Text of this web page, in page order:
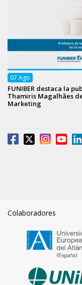
07 Ago
FUNIBER destaca la
Thamiris Magalhães
Marketing
Colaboradores